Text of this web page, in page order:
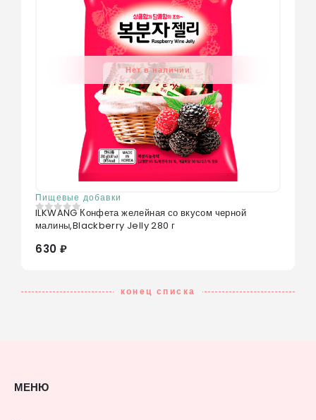
Нет в наличии
Пищевые добавки
0из 5
ILKWANG Конфета желейная со вкусом черной
малины,Blackberry Jelly 280 г
630 ₽
конец списка
МЕНЮ